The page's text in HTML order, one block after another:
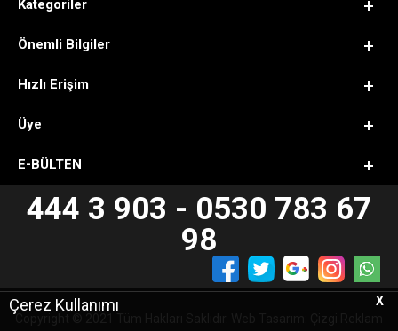
X
Çerez Kullanımı
Kategoriler
Önemli Bilgiler
Hızlı Erişim
Üye
E-BÜLTEN
444 3 903 - 0530 783 67
98
Copyright © 2021 Tüm Hakları Saklıdır. Web Tasarım: Çizgi Reklam